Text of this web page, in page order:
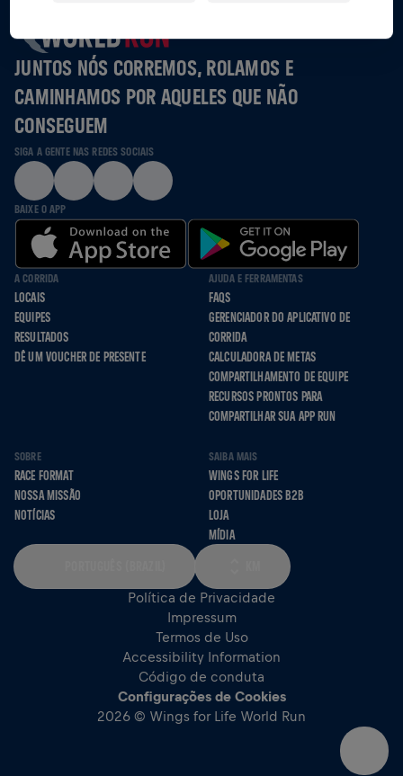
JUNTOS NÓS CORREMOS, ROLAMOS E
CAMINHAMOS POR AQUELES QUE NÃO
CONSEGUEM
SIGA A GENTE NAS REDES SOCIAIS
BAIXE O APP
A CORRIDA
LOCAIS
EQUIPES
RESULTADOS
DÊ UM VOUCHER DE PRESENTE
AJUDA E FERRAMENTAS
FAQS
GERENCIADOR DO APLICATIVO DE
CORRIDA
CALCULADORA DE METAS
COMPARTILHAMENTO DE EQUIPE
RECURSOS PRONTOS PARA
COMPARTILHAR SUA APP RUN
SOBRE
RACE FORMAT
NOSSA MISSÃO
NOTÍCIAS
SAIBA MAIS
WINGS FOR LIFE
OPORTUNIDADES B2B
LOJA
MÍDIA
Política de Privacidade
Impressum
Termos de Uso
Accessibility Information
Código de conduta
Configurações de Cookies
2026 © Wings for Life World Run